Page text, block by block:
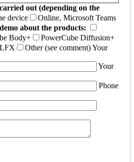
out (depending on the
device
Online, Microsoft Teams
about the products:
Body+
PowerCube Diffusion+
LFX Other (see comment)Your
Your
Phone